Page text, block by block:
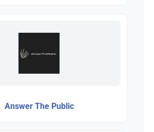
Answer The Public